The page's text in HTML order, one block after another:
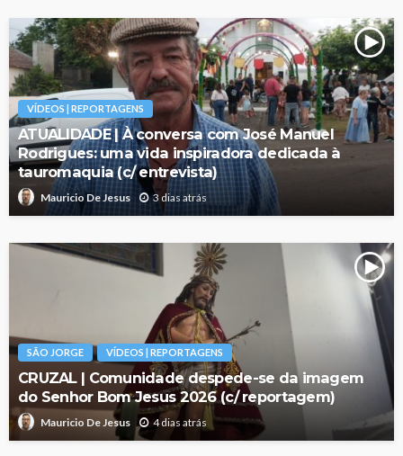
VÍDEOS | REPORTAGENS
ATUALIDADE | À conversa com José Manuel
Rodrigues: uma vida inspiradora dedicada à
tauromaquia (c/ entrevista)
Mauricio De Jesus 3 dias atrás
SÃO JORGE VÍDEOS | REPORTAGENS
CRUZAL | Comunidade despede-se da imagem
do Senhor Bom Jesus 2026 (c/ reportagem)
Mauricio De Jesus 4 dias atrás